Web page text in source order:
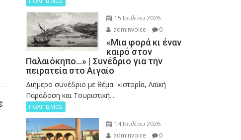
15 Ιουλίου 2026
adminvoice
0
«Μια φορά κι έναν
καιρό στον
Παλαιόκηπο…» | Συνέδριο για την
πειρατεία στο Αιγαίο
Διήμερο συνέδριο με θέμα «Ιστορία, Λαϊκή
Παράδοση και Τουριστική...
ΠΟΛΙΤΙΣΜΟΣ
14 Ιουλίου 2026
adminvoice
0